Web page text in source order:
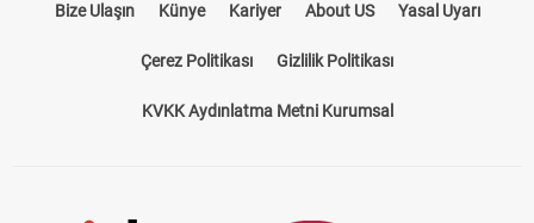
Bize Ulaşın Künye Kariyer About US Yasal Uyarı
Çerez Politikası Gizlilik Politikası
KVKK Aydınlatma Metni Kurumsal